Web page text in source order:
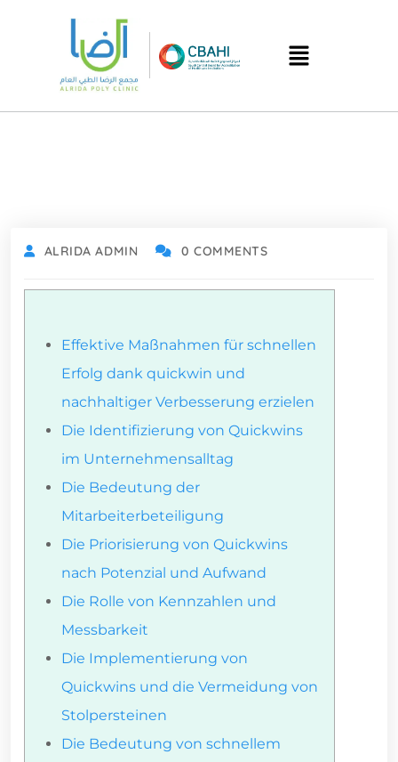
ALRIDA ADMIN 0 COMMENTS
Effektive Maßnahmen für schnellen
Erfolg dank quickwin und
nachhaltiger Verbesserung erzielen
Die Identifizierung von Quickwins
im Unternehmensalltag
Die Bedeutung der
Mitarbeiterbeteiligung
Die Priorisierung von Quickwins
nach Potenzial und Aufwand
Die Rolle von Kennzahlen und
Messbarkeit
Die Implementierung von
Quickwins und die Vermeidung von
Stolpersteinen
Die Bedeutung von schnellem